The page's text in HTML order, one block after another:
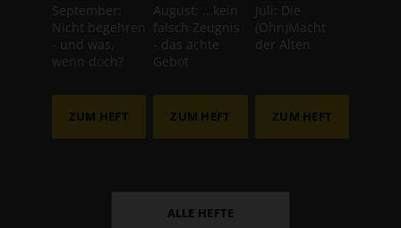
September:
Nicht begehren
- und was,
wenn doch?
ZUM HEFT
August: ...kein
falsch Zeugnis
- das achte
Gebot
ZUM HEFT
Juli: Die
(Ohn)Macht
der Alten
ZUM HEFT
ALLE HEFTE